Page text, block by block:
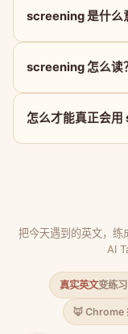
screening 是什么
screening 怎么读
怎么才能真正会用
把今天遇到的英文，
AI
真实英文变练习
🦊 Chrome